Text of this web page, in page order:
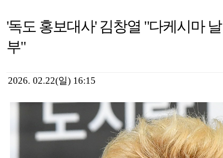
'독도 홍보대사' 김창열 "다케시마
부"
2026. 02.22(일) 16:15